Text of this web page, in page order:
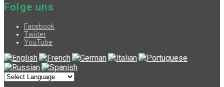
Folge uns
Facebook
Twiiter
YouTube